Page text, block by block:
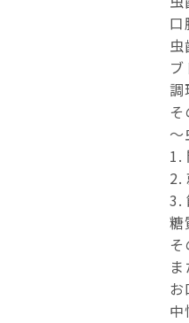
口
虫
調
〜
1.
2.
3.
糖
お
中